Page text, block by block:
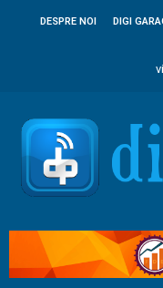
DESPRE NOI DIGI